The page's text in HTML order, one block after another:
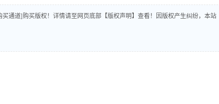
通道]购买版权！详情请至网页底部【版权声明】查看！因版权产生纠纷，本站